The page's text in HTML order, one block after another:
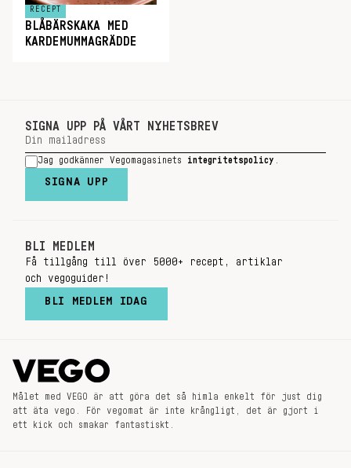
RECEPT
BLÅBÄRSKAKA MED
KARDEMUMMAGRÄDDE
SIGNA UPP PÅ VÅRT NYHETSBREV
Jag godkänner Vegomagasinets integritetspolicy
SIGNA UPP
BLI MEDLEM
Få tillgång till över 5000+ recept, artiklar
och vegoguider!
BLI MEDLEM IDAG
Målet med VEGO är att göra det så himla enkelt för just dig
att äta vego. För vegomat är inte krångligt, det är gjort i
ett kick och smakar fantastiskt.